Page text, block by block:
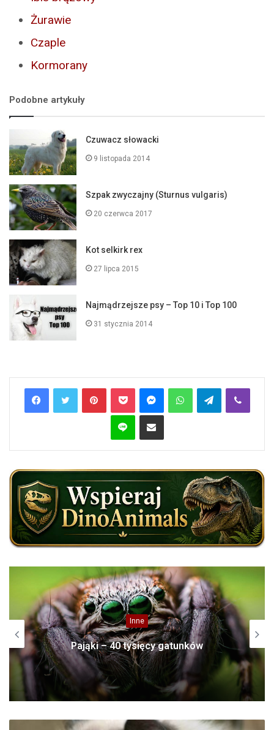
Żurawie
Czaple
Kormorany
Podobne artykuły
Czuwacz słowacki
9 listopada 2014
Szpak zwyczajny (Sturnus vulgaris)
20 czerwca 2017
Kot selkirk rex
27 lipca 2015
Najmądrzejsze psy – Top 10 i Top 100
31 stycznia 2014
PinterestPocket MessengerWhatsAppTelegramViber
Line Share via Email
Dinozaury
Mapuzaur (Mapusaurus)